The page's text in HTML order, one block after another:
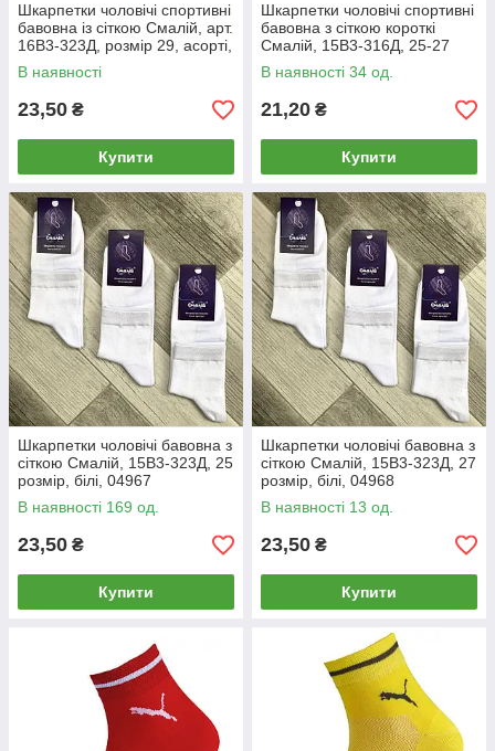
Шкарпетки чоловічі спортивні
бавовна із сіткою Смалій, арт.
16В3-323Д, розмір 29, асорті,
04912
В наявності
23,50 ₴
Купити
Шкарпетки чоловічі спортивні
бавовна з сіткою короткі
Смалій, 15В3-316Д, 25-27
розмір, бежеві, 04940
В наявності 34 од.
21,20 ₴
Купити
Шкарпетки чоловічі бавовна з
сіткою Смалій, 15В3-323Д, 25
розмір, білі, 04967
В наявності 169 од.
23,50 ₴
Купити
Шкарпетки чоловічі бавовна з
сіткою Смалій, 15В3-323Д, 27
розмір, білі, 04968
В наявності 13 од.
23,50 ₴
Купити